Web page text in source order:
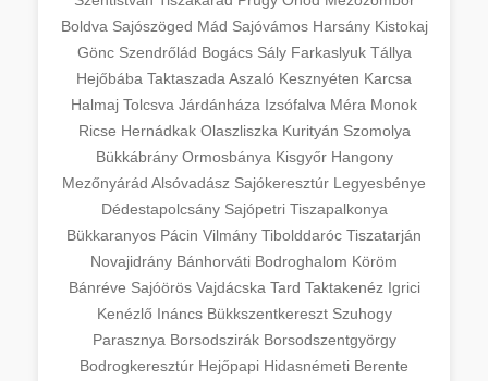
Boldva Sajószöged Mád Sajóvámos Harsány Kistokaj
Gönc Szendrőlád Bogács Sály Farkaslyuk Tállya
Hejőbába Taktaszada Aszaló Kesznyéten Karcsa
Halmaj Tolcsva Járdánháza Izsófalva Méra Monok
Ricse Hernádkak Olaszliszka Kurityán Szomolya
Bükkábrány Ormosbánya Kisgyőr Hangony
Mezőnyárád Alsóvadász Sajókeresztúr Legyesbénye
Dédestapolcsány Sajópetri Tiszapalkonya
Bükkaranyos Pácin Vilmány Tibolddaróc Tiszatarján
Novajidrány Bánhorváti Bodroghalom Köröm
Bánréve Sajóörös Vajdácska Tard Taktakenéz Igrici
Kenézlő Ináncs Bükkszentkereszt Szuhogy
Parasznya Borsodszirák Borsodszentgyörgy
Bodrogkeresztúr Hejőpapi Hidasnémeti Berente